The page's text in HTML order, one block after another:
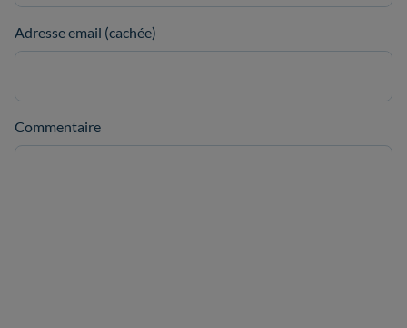
Adresse email (cachée)
Commentaire